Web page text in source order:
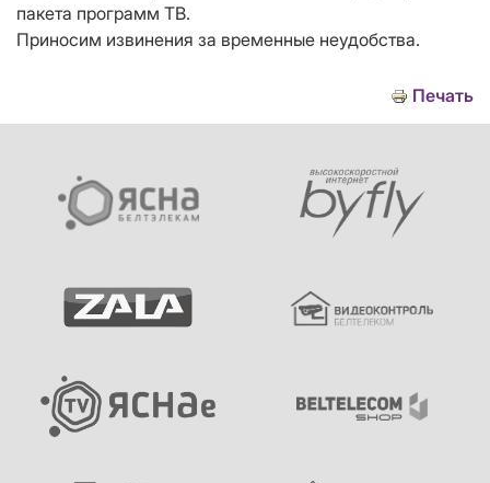
пакета программ ТВ.
Приносим извинения за временные неудобства.
Печать